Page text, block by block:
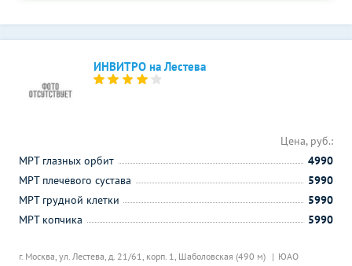
ИНВИТРО на Лестева
г. Москва, ул. Лестева, д. 21/61, корп. 1, Шаболовская (490 м) ЮАО
Цена, руб.:
МРТ глазных орбит
4990
МРТ плечевого сустава
5990
МРТ грудной клетки
5990
МРТ копчика
5990